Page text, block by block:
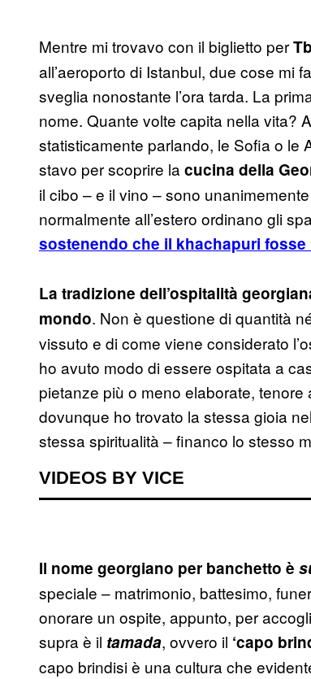
Mentre mi trovavo con il biglietto per
all’aeroporto di Istanbul, due cose mi
sveglia nonostante l’ora tarda. La
nome. Quante volte capita nella vita?
statisticamente parlando, le Sofia o le
stavo per scoprire la cucina della
il cibo – e il vino – sono
normalmente all’estero ordinano gli
sostenendo che il khachapuri fosse
La tradizione dell’ospitalità
mondo. Non è questione di quantità
vissuto e di come viene considerato
ho avuto modo di essere ospitata a
pietanze più o meno elaborate,
dovunque ho trovato la stessa gioia
stessa spiritualità – financo lo stesso
VIDEOS BY VICE
Il nome georgiano per banchetto è
speciale – matrimonio, battesimo,
onorare un ospite, appunto, per
supra è il tamada, ovvero il ‘capo
capo brindisi è una cultura che